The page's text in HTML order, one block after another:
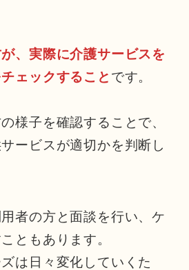
、実際に介護サービスを
ェックすること です。
様子を確認することで、
ービスが適切かを判断し
者の方と面談を行い、ケ
ともあります。
は日々変化していくた